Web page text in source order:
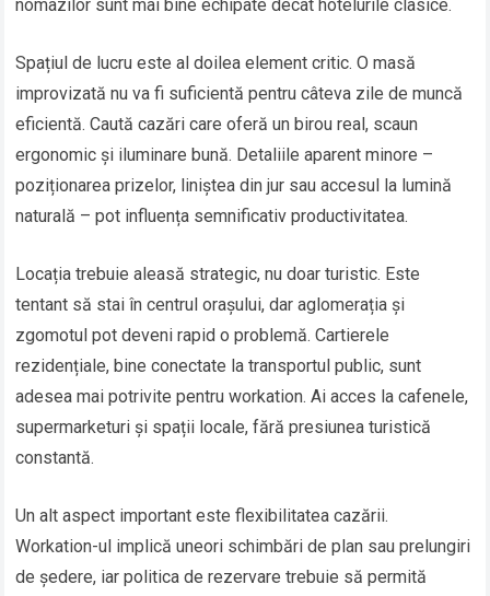
nomazilor sunt mai bine echipate decât hotelurile clasice.
Spațiul de lucru este al doilea element critic. O masă
improvizată nu va fi suficientă pentru câteva zile de muncă
eficientă. Caută cazări care oferă un birou real, scaun
ergonomic și iluminare bună. Detaliile aparent minore –
poziționarea prizelor, liniștea din jur sau accesul la lumină
naturală – pot influența semnificativ productivitatea.
Locația trebuie aleasă strategic, nu doar turistic. Este
tentant să stai în centrul orașului, dar aglomerația și
zgomotul pot deveni rapid o problemă. Cartierele
rezidențiale, bine conectate la transportul public, sunt
adesea mai potrivite pentru workation. Ai acces la cafenele,
supermarketuri și spații locale, fără presiunea turistică
constantă.
Un alt aspect important este flexibilitatea cazării.
Workation-ul implică uneori schimbări de plan sau prelungiri
de ședere, iar politica de rezervare trebuie să permită